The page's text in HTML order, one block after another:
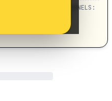
CHANNELS: